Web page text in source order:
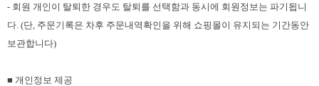
- 회원 개인이 탈퇴한 경우도 탈퇴를 선택함과 동시에 회원정보는 파기됩니
다. (단, 주문기록은 차후 주문내역확인을 위해 쇼핑몰이 유지되는 기간동안
보관합니다)
■ 개인정보 제공